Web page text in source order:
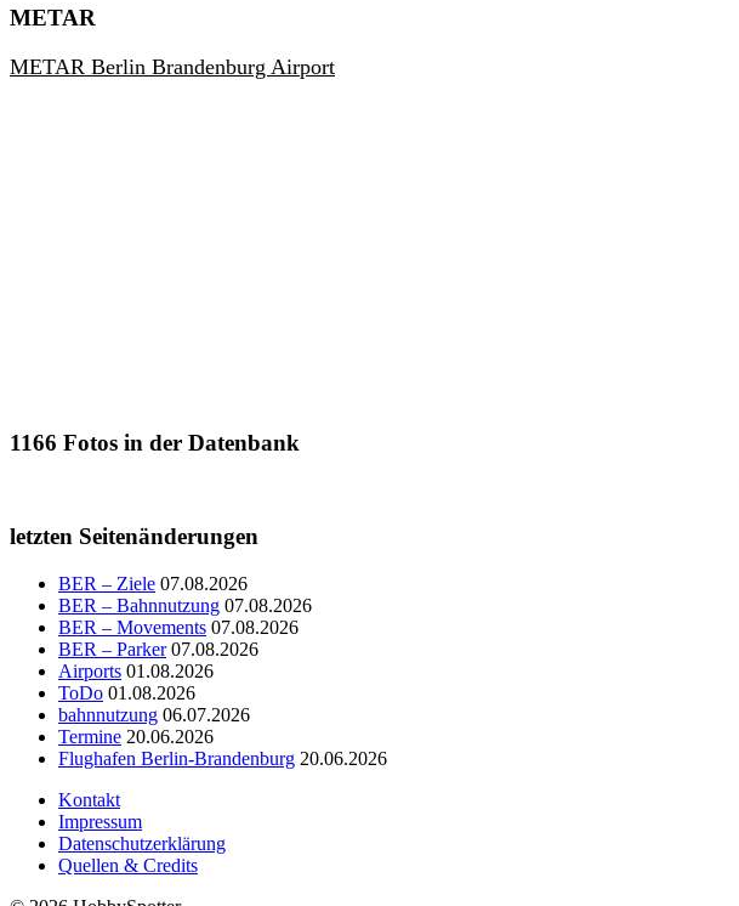
METAR
METAR Berlin Brandenburg Airport
1166 Fotos in der Datenbank
letzten Seitenänderungen
BER – Ziele 07.08.2026
BER – Bahnnutzung 07.08.2026
BER – Movements 07.08.2026
BER – Parker 07.08.2026
Airports 01.08.2026
ToDo 01.08.2026
bahnnutzung 06.07.2026
Termine 20.06.2026
Flughafen Berlin-Brandenburg 20.06.2026
Kontakt
Impressum
Datenschutzerklärung
Quellen & Credits